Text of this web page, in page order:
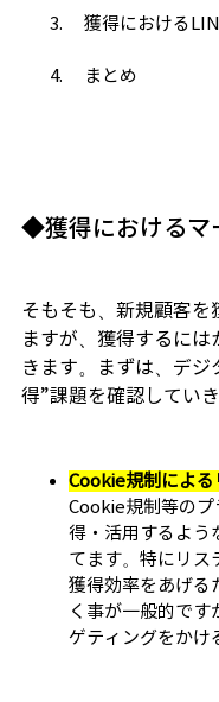
獲得における
まとめ
◆獲得におけるマ
そもそも、新規顧客を
ますが、獲得するに
きます。まずは、デ
得”課題を確認していき
Cookie規制によ
Cookie規制等の
得・活用するよう
てます。特にリス
獲得効率をあげる
く事が一般的で
ゲティングをかけ